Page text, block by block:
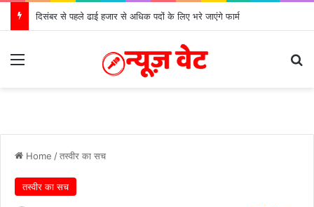
दिसंबर से पहले ढाई हजार से अधिक पदों के लिए भरे जाएंगे फार्म
Menu
Home /तस्वीर का सच
तस्वीर का सच